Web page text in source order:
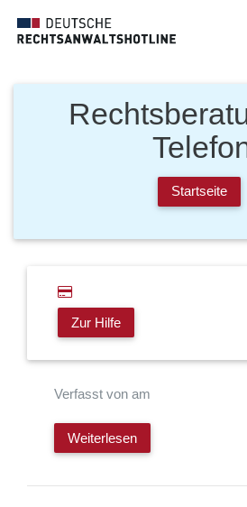
Startseite
Zur Hilfe
Verfasst von am
Weiterlesen